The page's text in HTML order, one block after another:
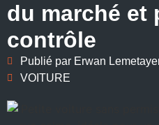
du marché et
contrôle
Publié par Erwan
VOITURE